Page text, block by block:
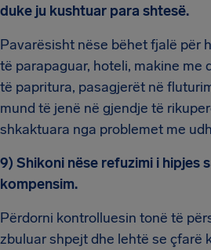
duke ju kushtuar para shtesë.
Pavarësisht nëse bëhet fjalë për
të parapaguar, hoteli, makine me
të papritura, pasagjerët në
mund të jenë në gjendje të
shkaktuara nga problemet me
9) Shikoni nëse refuzimi i hipjes
kompensim.
Përdorni kontrolluesin tonë të
zbuluar shpejt dhe lehtë se çfarë